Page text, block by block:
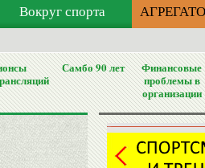
Вокруг спорта
Самбо 90 лет
Финансовые
проблемы в
организации